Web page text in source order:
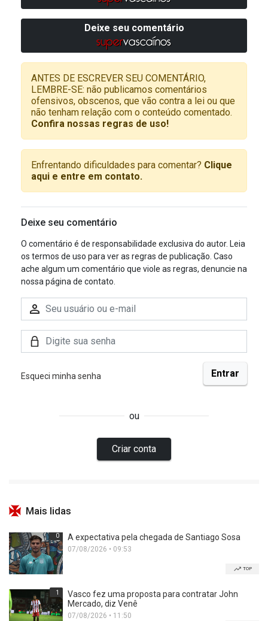
Mais lidas
0 A expectativa pela chegada de Santiago Sosa
07/08/2026 • 09:53
TOP
1
Vasco fez uma proposta para contratar John
Mercado, diz Venê
07/08/2026 • 11:50